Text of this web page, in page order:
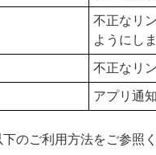
不正なリ
ようにし
不正なリ
アプリ通
のご利用方法をご参照